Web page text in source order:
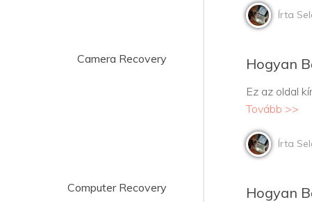
Írta
Camera Recovery Hogyan
Ez az oldal
Tovább >>
Írta
Computer Recovery Hogyan